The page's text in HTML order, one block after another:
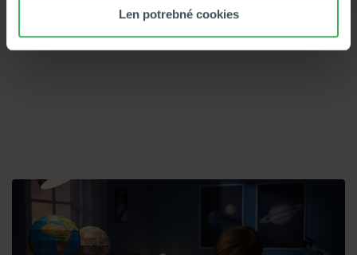
Len potrebné cookies